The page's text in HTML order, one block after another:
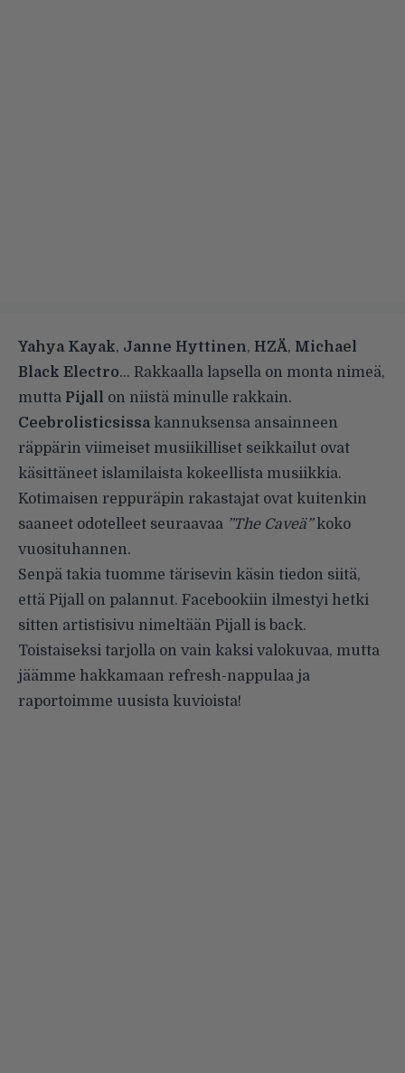
Yahya Kayak, Janne Hyttinen, HZÄ, Michael
Black Electro… Rakkaalla lapsella on monta nimeä,
mutta Pijall on niistä minulle rakkain.
Ceebrolisticsissakannuksensa ansainneen
räppärin viimeiset musiikilliset seikkailut ovat
käsittäneet islamilaista kokeellista musiikkia.
Kotimaisen reppuräpin rakastajat ovat kuitenkin
saaneet odotelleet seuraavaa ”The Caveä”koko
vuosituhannen.
Senpä takia tuomme tärisevin käsin tiedon siitä,
että Pijall on palannut. Facebookiin ilmestyi hetki
sitten artistisivu nimeltään Pijall is back.
Toistaiseksi tarjolla on vain kaksi valokuvaa, mutta
jäämme hakkamaan refresh-nappulaa ja
raportoimme uusista kuvioista!